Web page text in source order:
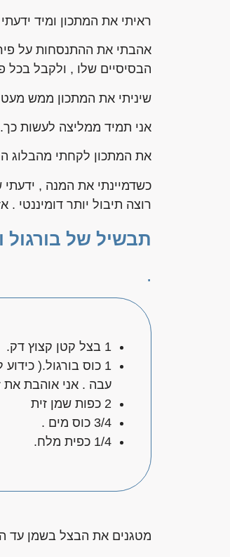
ראיתי את המתכון ומיד
אהבתי את ההתנסחות על
הבסיסיים שלו , ולקבל בכל
שיניתי את המתכון ממש
אני תמיד ממליצה לעשות
את המתכון לקחתי מהבלוג
כשדמיינתי את המנה ,
רוצה תיבול יותר
תבשיל של בורגול
.
1 בצל קטן קצוץ דק.
1 כוס בורגול.(
עבה . אני אוהבת
2 כפות שמן זית
3/4 כוס מים .
1/4 כפית מלח.
מטגנים את הבצל בשמן עד